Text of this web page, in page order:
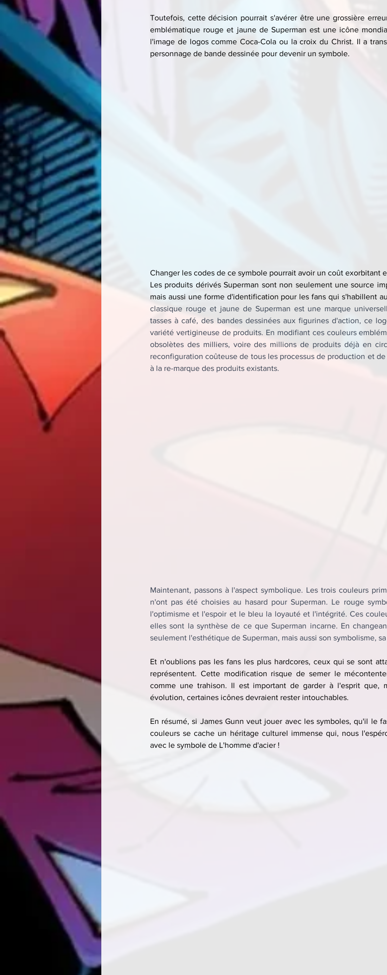
Toutefois, cette décision pourrait s'avérer être une grossière
emblématique rouge et jaune de Superman est une icône
l'image de logos comme Coca-Cola ou la croix du Christ. Il a
personnage de bande dessinée pour devenir un symbole.
Changer les codes de ce symbole pourrait avoir un coût exorbitant
Les produits dérivés Superman sont non seulement une source
mais aussi une forme d'identification pour les fans qui s'habillent
classique rouge et jaune de Superman est une marque
tasses à café, des bandes dessinées aux figurines d'action, ce
variété vertigineuse de produits. En modifiant ces couleurs
obsolètes des milliers, voire des millions de produits déjà en
reconfiguration coûteuse de tous les processus de production et
à la re-marque des produits existants.
Maintenant, passons à l'aspect symbolique. Les trois couleurs
n'ont pas été choisies au hasard pour Superman. Le rouge
l'optimisme et l'espoir et le bleu la loyauté et l'intégrité. Ces
elles sont la synthèse de ce que Superman incarne. En
seulement l'esthétique de Superman, mais aussi son symbolisme,
Et n'oublions pas les fans les plus hardcores, ceux qui se sont
représentent. Cette modification risque de semer le
comme une trahison. Il est important de garder à l'esprit que,
évolution, certaines icônes devraient rester intouchables.
En résumé, si James Gunn veut jouer avec les symboles, qu'il le
couleurs se cache un héritage culturel immense qui, nous
avec le symbole de L'homme d'acier !